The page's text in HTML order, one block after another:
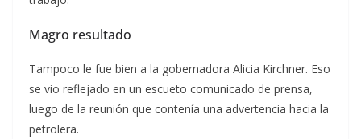
Magro resultado
Tampoco le fue bien a la gobernadora Alicia Kirchner. Eso
se vio reflejado en un escueto comunicado de prensa,
luego de la reunión que contenía una advertencia hacia la
petrolera.